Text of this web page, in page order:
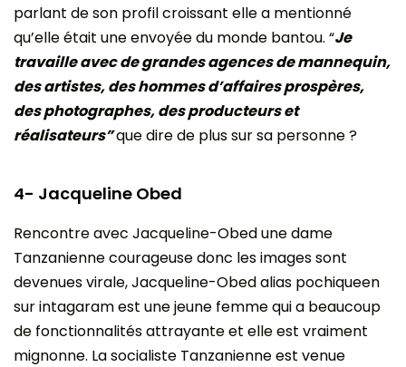
parlant de son profil croissant elle a mentionné
qu’elle était une envoyée du monde bantou. “Je
travaille avec de grandes agences de mannequin,
des artistes, des hommes d’affaires prospères,
des photographes, des producteurs et
réalisateurs”que dire de plus sur sa personne ?
4- Jacqueline Obed
Rencontre avec Jacqueline-Obed une dame
Tanzanienne courageuse donc les images sont
devenues virale, Jacqueline-Obed alias pochiqueen
sur intagaram est une jeune femme qui a beaucoup
de fonctionnalités attrayante et elle est vraiment
mignonne. La socialiste Tanzanienne est venue